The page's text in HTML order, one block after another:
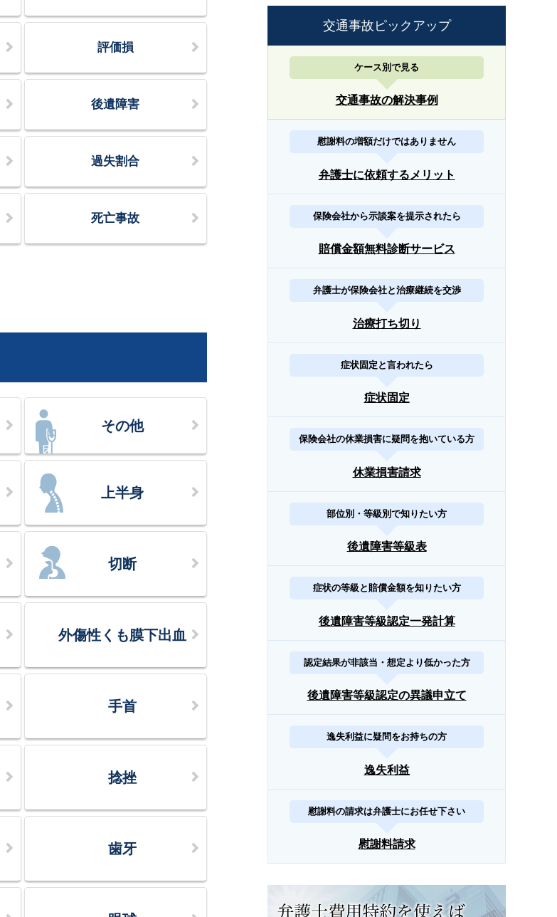
評価損
後遺障害
過失割合
死亡事故
その他
上半身
切断
外傷性くも膜下出血
手首
捻挫
歯牙
交通事故ピックアップ
ケース別で見る
交通事故の解決事例
慰謝料の増額だけではありません
弁護士に依頼するメリット
保険会社から示談案を提示されたら
賠償金額無料診断サービス
弁護士が保険会社と治療継続を交渉
治療打ち切り
症状固定と言われたら
症状固定
保険会社の休業損害に疑問を抱いている方
休業損害請求
部位別・等級別で知りたい方
後遺障害等級表
症状の等級と賠償金額を知りたい方
後遺障害等級認定一発計算
認定結果が非該当・想定より低かった方
後遺障害等級認定の異議申立て
逸失利益に疑問をお持ちの方
逸失利益
慰謝料の請求は弁護士にお任せ下さい
慰謝料請求